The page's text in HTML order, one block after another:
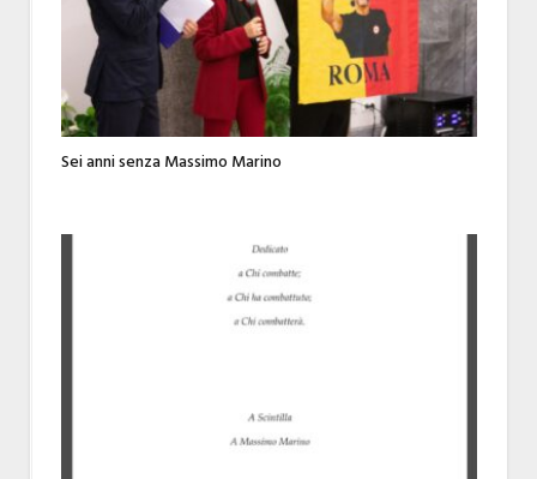
Sei anni senza Massimo Marino